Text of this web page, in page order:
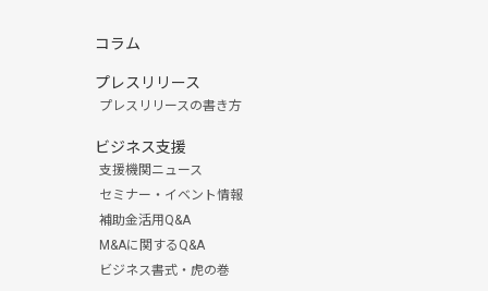
コラム
プレスリリース
プレスリリースの書き方
ビジネス支援
支援機関ニュース
セミナー・イベント情報
補助金活用Q&A
M&Aに関するQ&A
ビジネス書式・虎の巻